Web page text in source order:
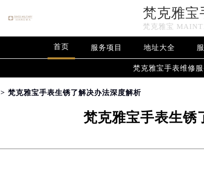
梵克雅宝
梵克雅宝
首页 服务项目 地址大全
梵克雅宝手表维修
> 梵克雅宝手表生锈了解决办法深度解析
梵克雅宝手表生锈